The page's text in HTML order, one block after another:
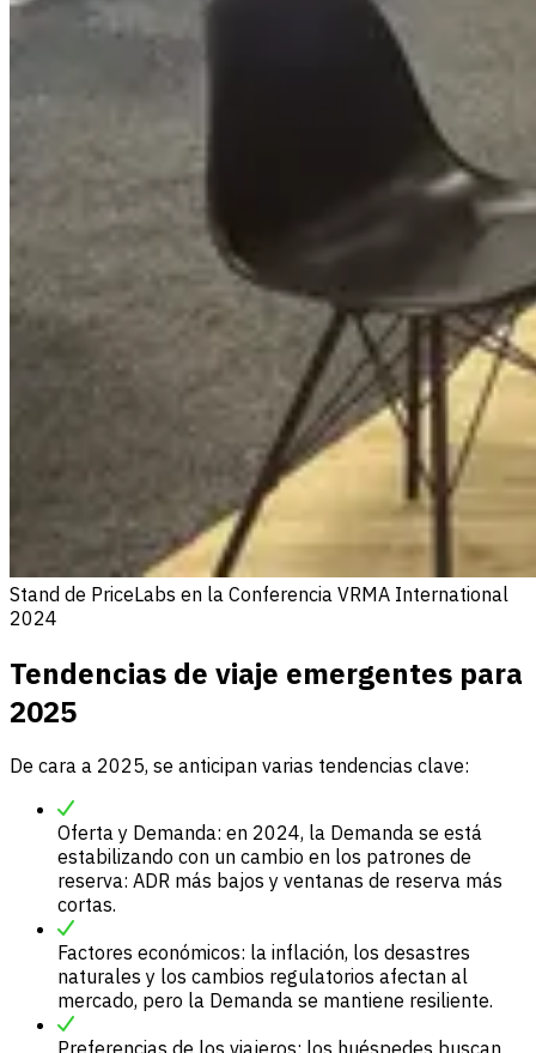
Stand de PriceLabs en la Conferencia VRMA International
2024
Tendencias de viaje emergentes para
2025
De cara a 2025, se anticipan varias tendencias clave:
Oferta y Demanda: en 2024, la Demanda se está
estabilizando con un cambio en los patrones de
reserva: ADR más bajos y ventanas de reserva más
cortas.
Factores económicos: la inflación, los desastres
naturales y los cambios regulatorios afectan al
mercado, pero la Demanda se mantiene resiliente.